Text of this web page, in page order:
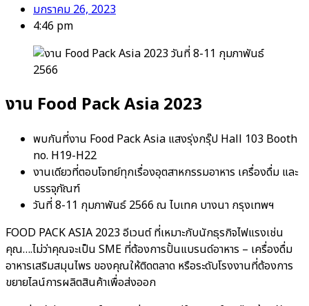
มกราคม 26, 2023
4:46 pm
งาน Food Pack Asia 2023
พบกันที่งาน Food Pack Asia แสงรุ่งกรุ๊ป Hall 103 Booth
no. H19-H22
งานเดียวที่ตอบโจทย์ทุกเรื่องอุตสาหกรรมอาหาร เครื่องดื่ม และ
บรรจุภัณฑ์
วันที่ 8-11 กุมภาพันธ์ 2566 ณ ไบเทค บางนา กรุงเทพฯ
FOOD PACK ASIA 2023 อีเวนต์ ที่เหมาะกับนักธุรกิจไฟแรงเช่น
คุณ….ไม่ว่าคุณจะเป็น SME ที่ต้องการปั้นแบรนด์อาหาร – เครื่องดื่ม
อาหารเสริมสมุนไพร ของคุณให้ติดตลาด หรือระดับโรงงานที่ต้องการ
ขยายไลน์การผลิตสินค้าเพื่อส่งออก